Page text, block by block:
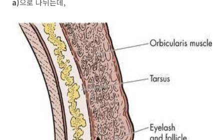
a)으로 나뉘는데,